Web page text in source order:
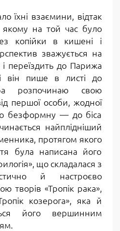
їхні взаємини, відтак
на той час було
копійки в кишені і
зважується на
переїздить до Парижа
він пише в листі до
розпочинаю свою
першої особи, жодної
безформну — до біса
найплідніший
протягом якого
була написана його
що складалася з
й настроєво
творів «Тропік рака»,
козерога», яка й
його вершинним